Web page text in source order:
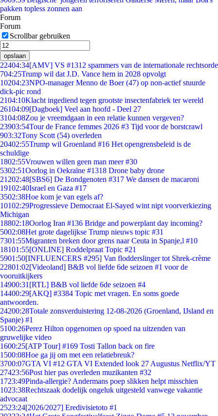
pakken topless zonnen aan
Forum
Forum
Scrollbar gebruiken
opslaan
22404:34[AMV] VS #1312 spammers van de internationale rechtsorde
704:25Trump wil dat J.D. Vance hem in 2028 opvolgt
10204:23NPO-manager Menno de Boer (47) op non-actief stuurde
dick-pic rond
2104:10Klacht ingediend tegen grootste insectenfabriek ter wereld
26104:09[Dagboek] Veel aan hoofd - Deel 27
3104:08Zou je vreemdgaan in een relatie kunnen vergeven?
23903:54Tour de France femmes 2026 #3 Tijd voor de borstcrawl
903:32Tony Scott (54) overleden
20402:55Trump wil Groenland #16 Het opengrensbeleid is de
schuldige
1802:55Vrouwen willen geen man meer #30
5302:51Oorlog in Oekraïne #1318 Drone baby drone
21202:48[SBS6] De Bondgenoten #317 We dansen de macaroni
19102:40Israel en Gaza #17
3502:38Hoe kom je van egels af?
10102:29Progressieve Democraat El-Sayed wint nipt voorverkiezing
Michigan
18802:18Oorlog Iran #136 Bridge and powerplant day incoming?
5002:08Het grote dagelijkse Trump nieuws topic #31
7301:55Migranten breken door grens naar Ceuta in Spanje,l #10
18101:55[ONLINE] Roddelpraat Topic #21
5901:50[INFLUENCERS #295] Van flodderslinger tot Shrek-crème
22801:02[Videoland] B&B vol liefde 6de seizoen #1 voor de
vooruitkijkers
14900:31 [RTL] B&B vol liefde 6de seizoen #4
14400:29[AKQ] #3384 Topic met vragen. En soms goede
antwoorden.
24200:28Totale zonsverduistering 12-08-2026 (Groenland, IJsland en
Spanje) #1
5100:26Perez Hilton opgenomen op spoed na uitzenden van
gruwelijke video
1600:25[ATP Tour] #169 Tosti Tallon back on fire
1500:08Hoe ga jij om met een relatiebreuk?
3700:07GTA VI #12 GTA VI Extended look 27 Augustus Netflix/YT
27423:56Post hier pas overleden muzikanten #32
1723:49Pinda-allergie? Andermans poep slikken helpt misschien
1023:38Rechtszaak dodelijk ongeluk uitgesteld vanwege vakantie
advocaat
2523:24[2026/2027] Eredivisietoto #1